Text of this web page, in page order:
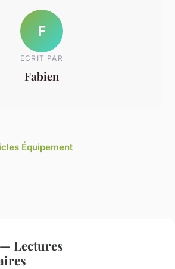
F
ECRIT PAR
Fabien
Équipement
Lectures